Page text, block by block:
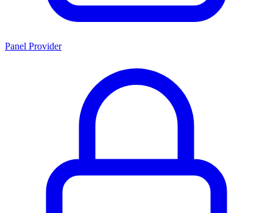
Panel Provider